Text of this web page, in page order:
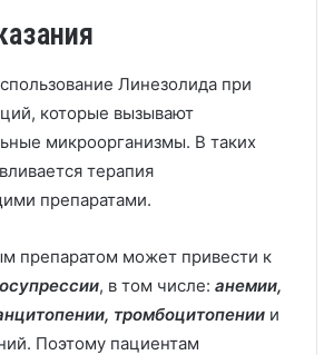
Линезолида при
которые вызывают
микроорганизмы. В таких
терапия
препаратами.
препаратом может привести к
, в том числе: анемии,
тромбоцитопении и
Поэтому пациентам